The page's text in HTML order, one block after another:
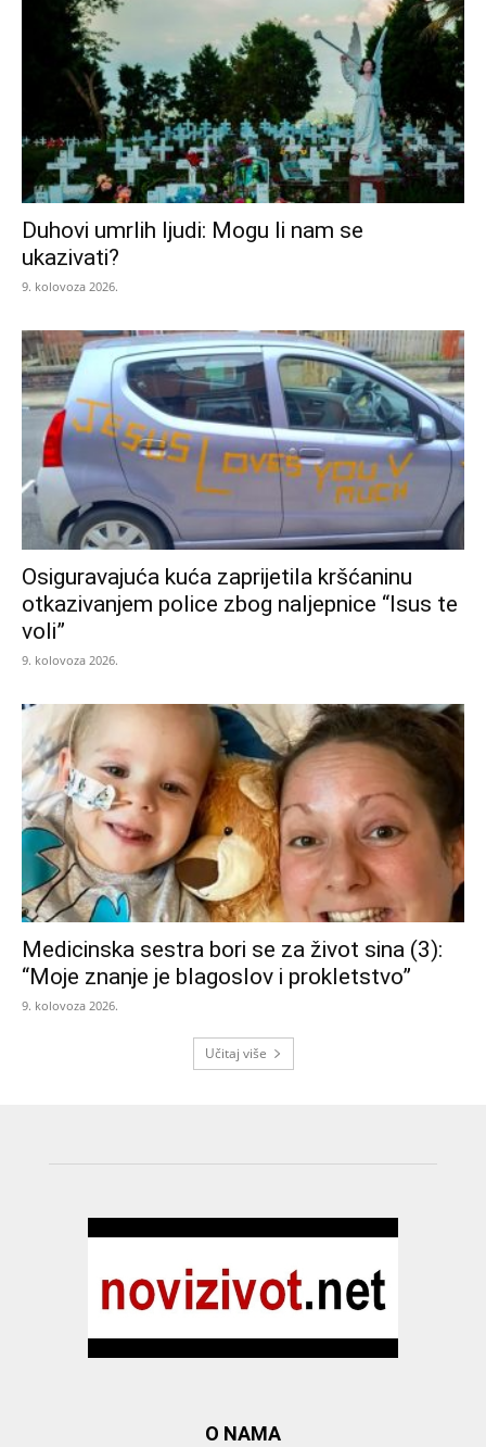
Duhovi umrlih ljudi: Mogu li nam se
ukazivati?
9. kolovoza 2026.
Osiguravajuća kuća zaprijetila kršćaninu
otkazivanjem police zbog naljepnice “Isus te
voli”
9. kolovoza 2026.
Medicinska sestra bori se za život sina (3):
“Moje znanje je blagoslov i prokletstvo”
9. kolovoza 2026.
Učitaj više
O NAMA